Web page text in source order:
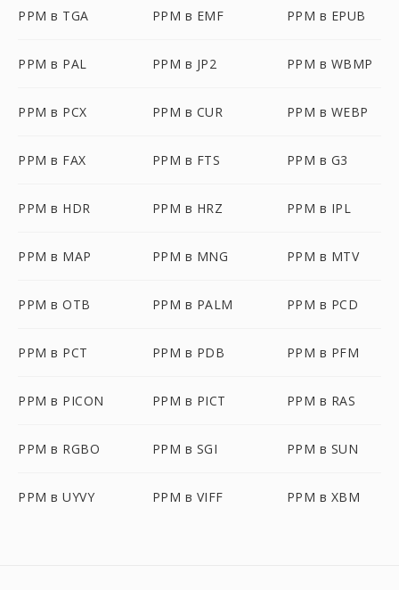
PPM в TGA PPM в EMF PPM в EPUB
PPM в PAL PPM в JP2 PPM в WBMP
PPM в PCX PPM в CUR PPM в WEBP
PPM в FAX PPM в FTS PPM в G3
PPM в HDR PPM в HRZ PPM в IPL
PPM в MAP PPM в MNG PPM в MTV
PPM в OTB PPM в PALM PPM в PCD
PPM в PCT PPM в PDB PPM в PFM
PPM в PICON PPM в PICT PPM в RAS
PPM в RGBO PPM в SGI PPM в SUN
PPM в UYVY PPM в VIFF PPM в XBM